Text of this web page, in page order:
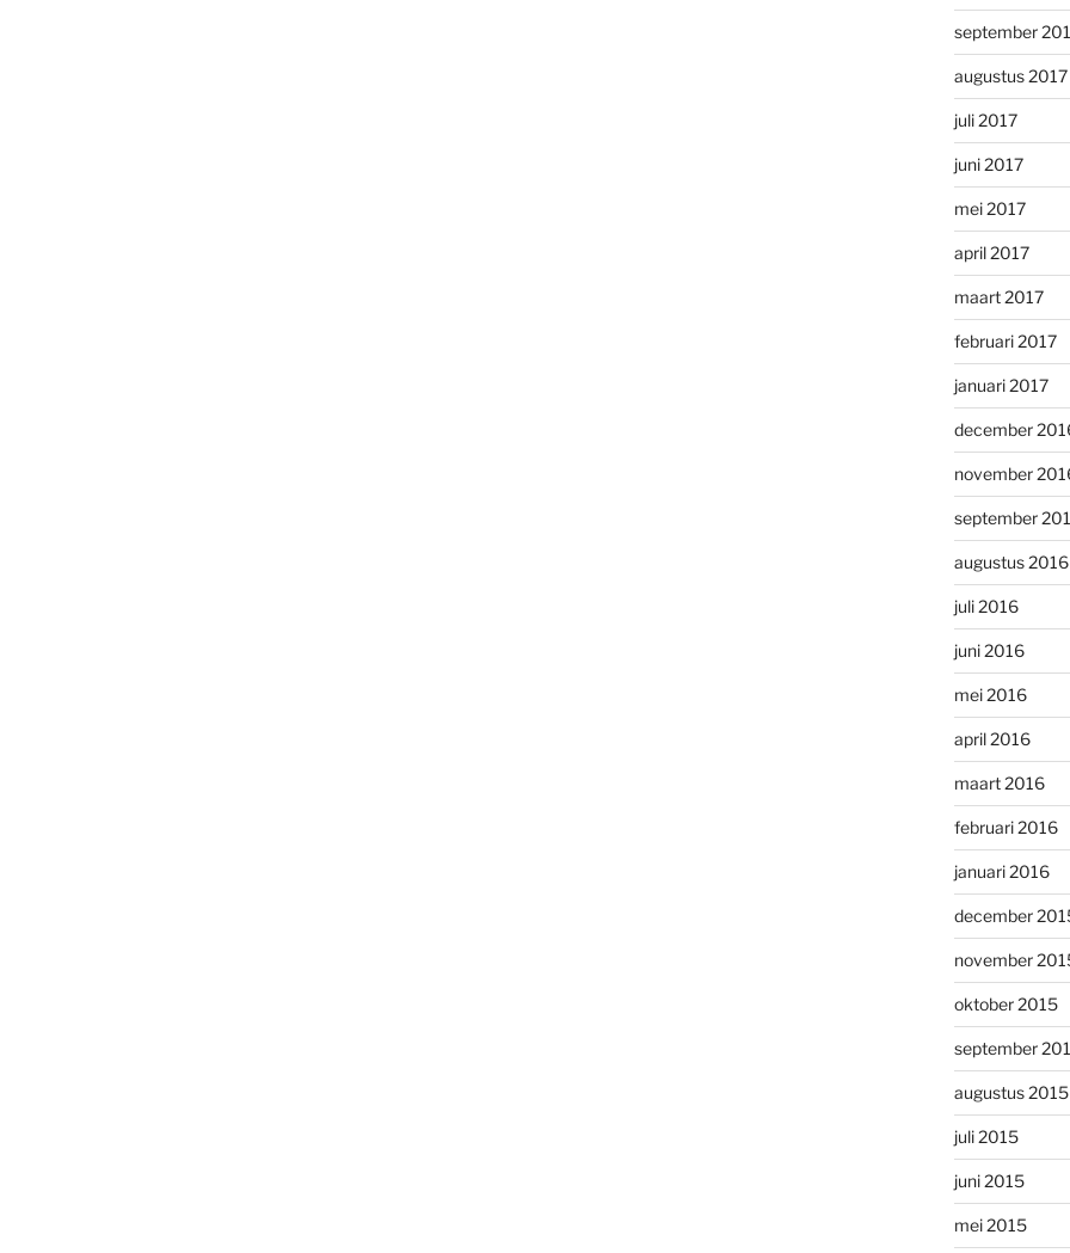
september
augustus 2017
juli 2017
juni 2017
mei 2017
april 2017
maart 2017
februari 2017
januari 2017
december
november
september
augustus 2016
juli 2016
juni 2016
mei 2016
april 2016
maart 2016
februari 2016
januari 2016
december
november
oktober 2015
september
augustus 2015
juli 2015
juni 2015
mei 2015